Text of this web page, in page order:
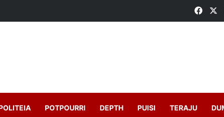
POTPOURRI DEPTH PUISI TERAJU